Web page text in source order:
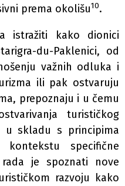
prema okolišu10.
istražiti kako dionici
du-Paklenici, od
važnih odluka i
ili pak ostvaruju
prepoznaju i u čemu
turističkog
u skladu s principima
specifične
je spoznati nove
razvoju kako